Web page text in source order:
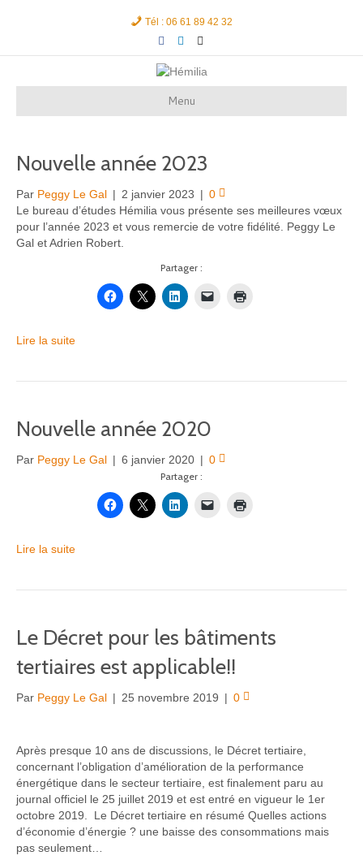
Tél : 06 61 89 42 32
c
k
n
k
i
n
a
i
Menu
Nouvelle année 2023
Par Peggy Le Gal | 2 janvier 2023 | 0
Le bureau d’études Hémilia vous présente ses meilleures vœux
pour l’année 2023 et vous remercie de votre fidélité. Peggy Le
Gal et Adrien Robert.
Partager :
Lire la suite
Nouvelle année 2020
Par Peggy Le Gal | 6 janvier 2020 | 0
Partager :
Lire la suite
Le Décret pour les bâtiments
tertiaires est applicable!!
Par Peggy Le Gal | 25 novembre 2019 | 0
Après presque 10 ans de discussions, le Décret tertiaire,
concernant l’obligation d’amélioration de la performance
énergétique dans le secteur tertiaire, est finalement paru au
journal officiel le 25 juillet 2019 et est entré en vigueur le 1er
octobre 2019. Le Décret tertiaire en résumé Quelles actions
d’économie d’énergie ? une baisse des consommations mais
pas seulement…